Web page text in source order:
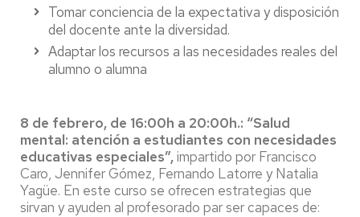
Tomar conciencia de la expectativa y disposición
del docente ante la diversidad.
Adaptar los recursos a las necesidades reales del
alumno o alumna
8 de febrero, de 16:00h a 20:00h.: “Salud
mental: atención a estudiantes con necesidades
educativas especiales”,impartido por Francisco
Caro, Jennifer Gómez, Fernando Latorre y Natalia
Yagüe. En este curso se ofrecen estrategias que
sirvan y ayuden al profesorado par ser capaces de: